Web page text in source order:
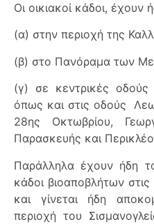
Οι οικιακοί κάδοι, έχουν
(α) στην περιοχή της
(β) στο Πανόραμα των
(γ) σε κεντρικές
όπως και στις οδούς
28ης Οκτωβρίου,
Παρασκευής και
Παράλληλα έχουν ήδη
κάδοι βιοαποβλήτων
και γίνεται ήδη
περιοχή του